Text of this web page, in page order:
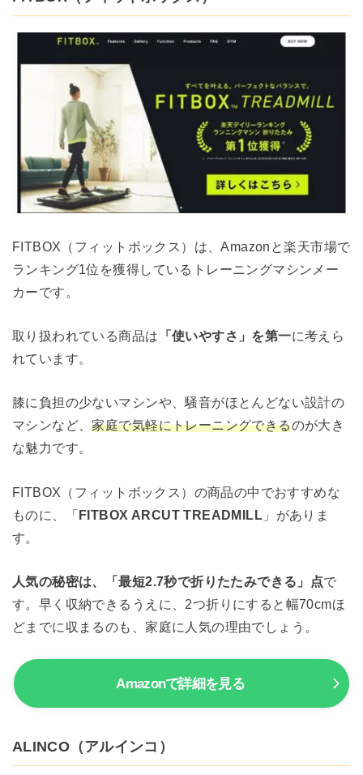
FITBOX（フィットボックス）は、Amazonと楽天市場で
ランキング1位を獲得しているトレーニングマシンメー
カーです。
取り扱われている商品は 「使いやすさ」を第一に考えら
れています。
膝に負担の少ないマシンや、騒音がほとんどない設計の
マシンなど、家庭で気軽にトレーニングできるのが大き
な魅力です。
FITBOX（フィットボックス）の商品の中でおすすめな
ものに、「FITBOX ARCUT TREADMILL 」がありま
す。
人気の秘密は、「最短2.7秒で折りたたみできる」点で
す。早く収納できるうえに、2つ折りにすると幅70cmほ
どまでに収まるのも、家庭に人気の理由でしょう。
Amazonで詳細を見る
ALINCO（アルインコ）